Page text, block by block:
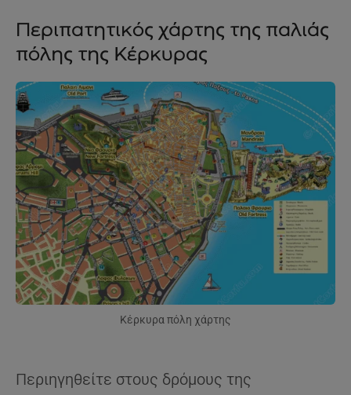
Περιπατητικός χάρτης της παλιάς
πόλης της Κέρκυρας
Κέρκυρα πόλη χάρτης
Περιηγηθείτε στους δρόμους της